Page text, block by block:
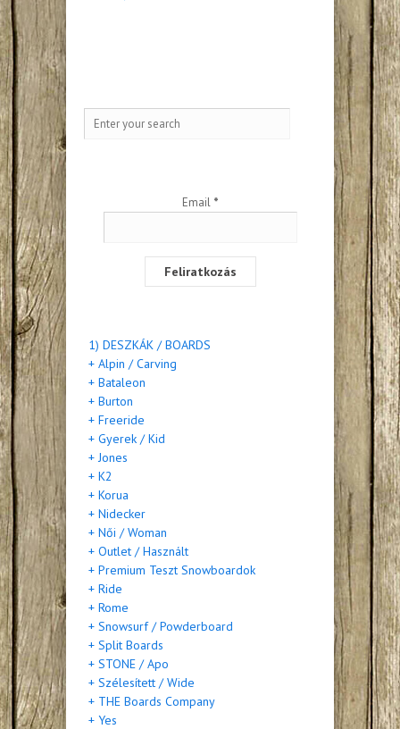
Email *
1) DESZKÁK / BOARDS
+ Alpin / Carving
+ Bataleon
+ Burton
+ Freeride
+ Gyerek / Kid
+ Jones
+ K2
+ Korua
+ Nidecker
+ Női / Woman
+ Outlet / Használt
+ Premium Teszt Snowboardok
+ Ride
+ Rome
+ Snowsurf / Powderboard
+ Split Boards
+ STONE / Apo
+ Szélesített / Wide
+ THE Boards Company
+ Yes